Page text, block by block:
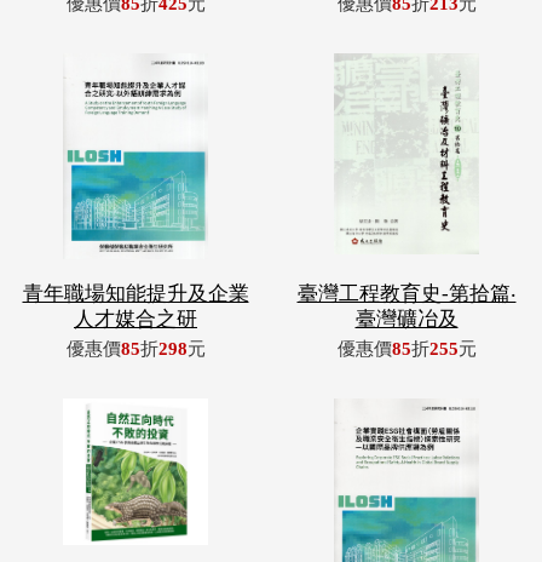
青年職場知能提升及企業
人才媒合之研
優惠價85折298元
臺灣工程教育史-第拾篇‧
臺灣礦冶及
優惠價85折255元